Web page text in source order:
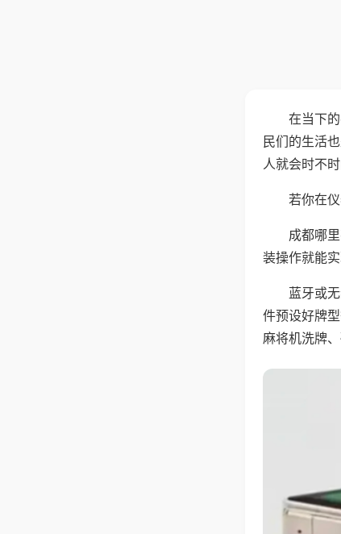
在当下
民们的生活
人就会时不
若你在
成都哪
装操作就能
蓝牙或
件预设好牌
麻将机洗牌